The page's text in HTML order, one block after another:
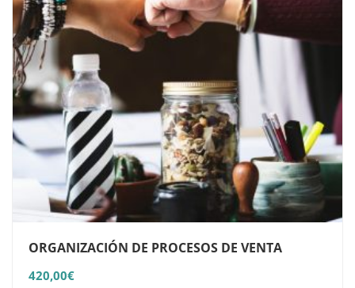
ORGANIZACIÓN DE PROCESOS DE VENTA
420,00€